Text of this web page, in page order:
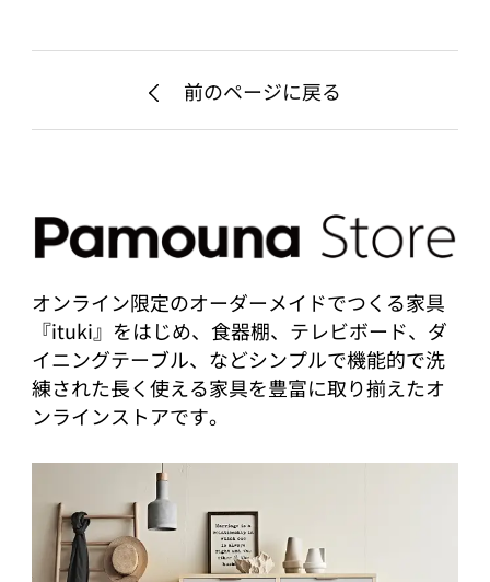
前のページに戻る
オンライン限定のオーダーメイドでつくる家具
『ituki』をはじめ、食器棚、テレビボード、ダ
イニングテーブル、などシンプルで機能的で洗
練された長く使える家具を豊富に取り揃えたオ
ンラインストアです。